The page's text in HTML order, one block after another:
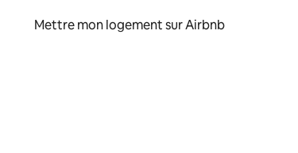
Mettre mon logement sur Airbnb